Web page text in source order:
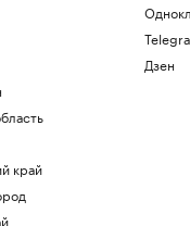
край
Дзен